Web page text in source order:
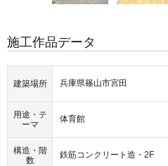
施工作品データ
建築場所 兵庫県篠山市宮田
用途・テ
ーマ
体育館
構造・階
数
鉄筋コンクリート造・2F